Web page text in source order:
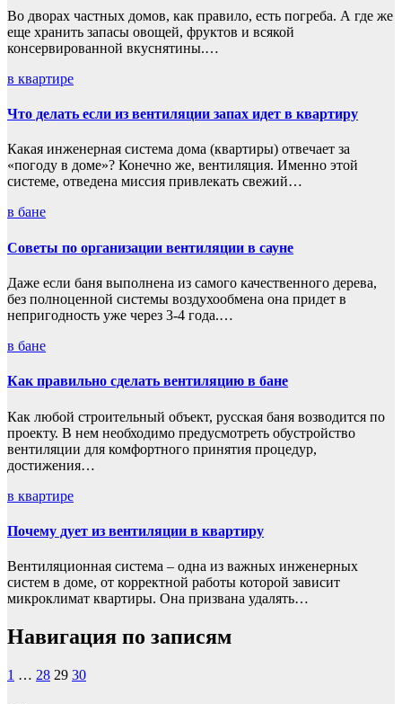
Во дворах частных домов, как правило, есть погреба. А где же
еще хранить запасы овощей, фруктов и всякой
консервированной вкуснятины.…
в квартире
Что делать если из вентиляции запах идет в квартиру
Какая инженерная система дома (квартиры) отвечает за
«погоду в доме»? Конечно же, вентиляция. Именно этой
системе, отведена миссия привлекать свежий…
в бане
Советы по организации вентиляции в сауне
Даже если баня выполнена из самого качественного дерева,
без полноценной системы воздухообмена она придет в
непригодность уже через 3-4 года.…
в бане
Как правильно сделать вентиляцию в бане
Как любой строительный объект, русская баня возводится по
проекту. В нем необходимо предусмотреть обустройство
вентиляции для комфортного принятия процедур,
достижения…
в квартире
Почему дует из вентиляции в квартиру
Вентиляционная система – одна из важных инженерных
систем в доме, от корректной работы которой зависит
микроклимат квартиры. Она призвана удалять…
Навигация по записям
1 … 28 29 30